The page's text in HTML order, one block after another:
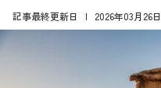
記事最終更新日 2026年03月26日